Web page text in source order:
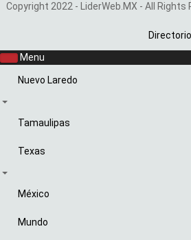
Copyright 2022 - LiderWeb.MX - All Rights
Directorio
Menu
Nuevo Laredo
Tamaulipas
Texas
México
Mundo